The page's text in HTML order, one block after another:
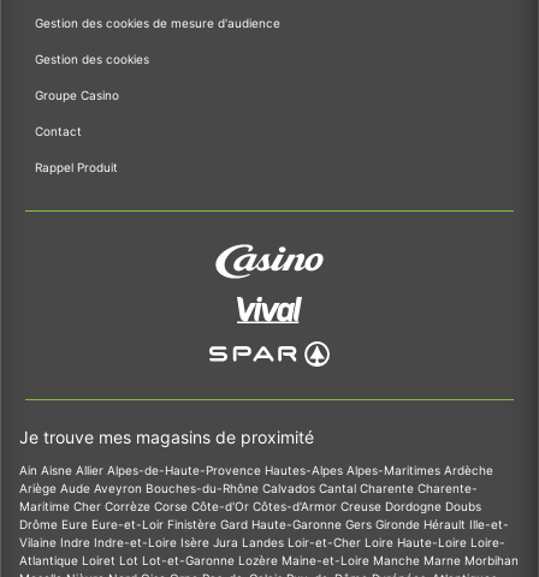
Gestion des cookies de mesure d'audience
Gestion des cookies
Groupe Casino
Contact
Rappel Produit
Je trouve mes magasins de proximité
Ain Aisne Allier Alpes-de-Haute-Provence Hautes-Alpes Alpes-Maritimes Ardèche
Ariège Aude Aveyron Bouches-du-Rhône Calvados Cantal Charente Charente-
Maritime Cher Corrèze Corse Côte-d'Or Côtes-d'Armor Creuse Dordogne Doubs
Drôme Eure Eure-et-Loir Finistère Gard Haute-Garonne Gers Gironde Hérault Ille-et-
Vilaine Indre Indre-et-Loire Isère Jura Landes Loir-et-Cher Loire Haute-Loire Loire-
Atlantique Loiret Lot Lot-et-Garonne Lozère Maine-et-Loire Manche Marne Morbihan